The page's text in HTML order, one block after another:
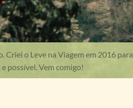
Criei o Leve na Viagem em 2016 para
possível. Vem comigo!